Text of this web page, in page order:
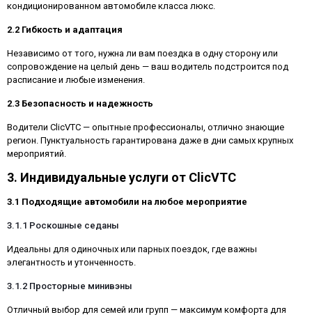
кондиционированном автомобиле класса люкс.
2.2 Гибкость и адаптация
Независимо от того, нужна ли вам поездка в одну сторону или
сопровождение на целый день — ваш водитель подстроится под
расписание и любые изменения.
2.3 Безопасность и надежность
Водители ClicVTC — опытные профессионалы, отлично знающие
регион. Пунктуальность гарантирована даже в дни самых крупных
мероприятий.
3. Индивидуальные услуги от ClicVTC
3.1 Подходящие автомобили на любое мероприятие
3.1.1 Роскошные седаны
Идеальны для одиночных или парных поездок, где важны
элегантность и утонченность.
3.1.2 Просторные минивэны
Отличный выбор для семей или групп — максимум комфорта для